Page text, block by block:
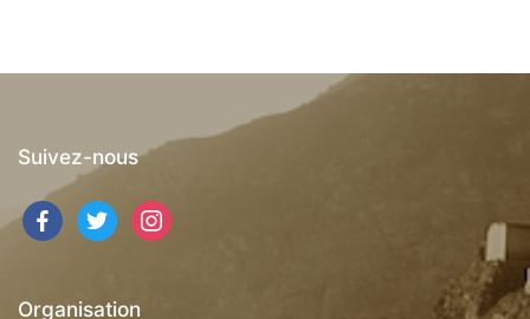
Suivez-nous
facebooktwitter instagram
Organisation